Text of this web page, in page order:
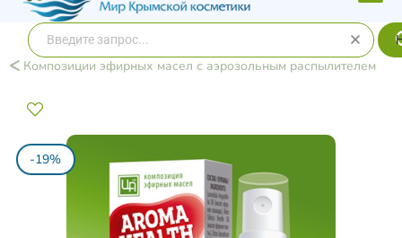
Композиции эфирных масел с аэрозольным распылителем
-19%